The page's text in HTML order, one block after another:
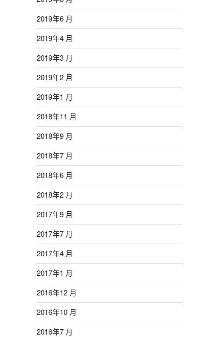
2019年6 月
2019年4 月
2019年3 月
2019年2 月
2019年1 月
2018年11 月
2018年9 月
2018年7 月
2018年6 月
2018年2 月
2017年9 月
2017年7 月
2017年4 月
2017年1 月
2016年12 月
2016年10 月
2016年7 月